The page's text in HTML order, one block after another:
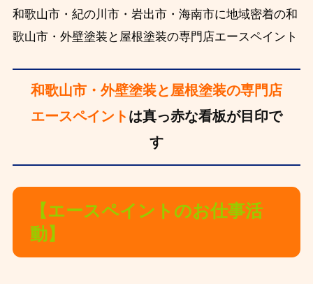
和歌山市・紀の川市・岩出市・海南市に地域密着の和
歌山市・外壁塗装と屋根塗装の専門店エースペイント
和歌山市・外壁塗装と屋根塗装の専門店
エースペイント は真っ赤な看板が目印で
す
【エースペイントのお仕事活
動】